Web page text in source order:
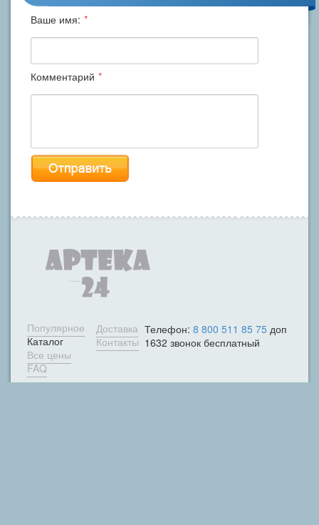
Ваше имя: *
Комментарий *
Популярное
Каталог
Все цены
FAQ
Доставка
Контакты
Телефон: 8 800 511 85 75 доп
1632 звонок бесплатный